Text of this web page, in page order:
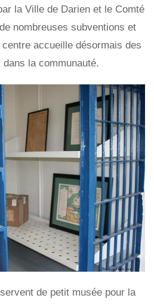
la Ville de Darien et le Comté
nombreuses subventions et
accueille désormais des
la communauté.
de petit musée pour la